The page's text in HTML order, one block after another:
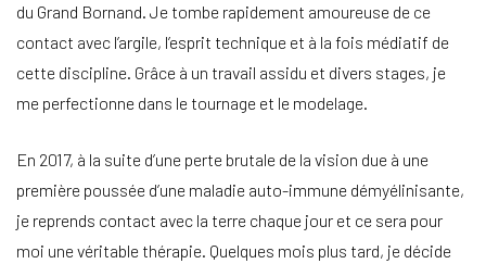
du Grand Bornand. Je tombe rapidement amoureuse de ce
contact avec l’argile, l’esprit technique et à la fois médiatif de
cette discipline. Grâce à un travail assidu et divers stages, je
me perfectionne dans le tournage et le modelage.
En 2017, à la suite d’une perte brutale de la vision due à une
première poussée d’une maladie auto-immune démyélinisante,
je reprends contact avec la terre chaque jour et ce sera pour
moi une véritable thérapie. Quelques mois plus tard, je décide